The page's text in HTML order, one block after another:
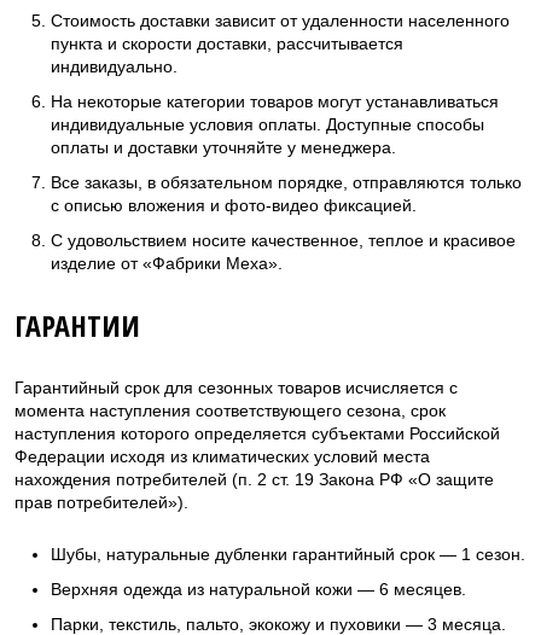
Стоимость доставки зависит от удаленности населенного
пункта и скорости доставки, рассчитывается
индивидуально.
На некоторые категории товаров могут устанавливаться
индивидуальные условия оплаты. Доступные способы
оплаты и доставки уточняйте у менеджера.
Все заказы, в обязательном порядке, отправляются только
с описью вложения и фото-видео фиксацией.
С удовольствием носите качественное, теплое и красивое
изделие от «Фабрики Меха».
ГАРАНТИИ
Гарантийный срок для сезонных товаров исчисляется с
момента наступления соответствующего сезона, срок
наступления которого определяется субъектами Российской
Федерации исходя из климатических условий места
нахождения потребителей (п. 2 ст. 19 Закона РФ «О защите
прав потребителей»).
Шубы, натуральные дубленки гарантийный срок — 1 сезон.
Верхняя одежда из натуральной кожи — 6 месяцев.
Парки, текстиль, пальто, экокожу и пуховики — 3 месяца.